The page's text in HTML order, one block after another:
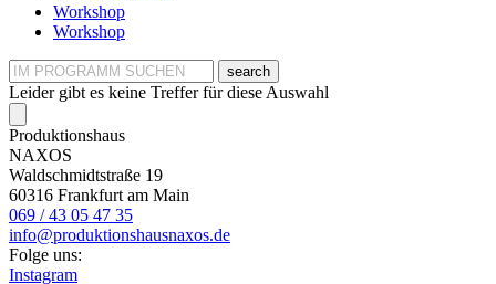
Workshop
Workshop
search
Leider gibt es keine Treffer für diese Auswahl
Produktionshaus
NAXOS
Waldschmidtstraße 19
60316 Frankfurt am Main
069 / 43 05 47 35
info@produktionshausnaxos.de
Folge uns:
Instagram